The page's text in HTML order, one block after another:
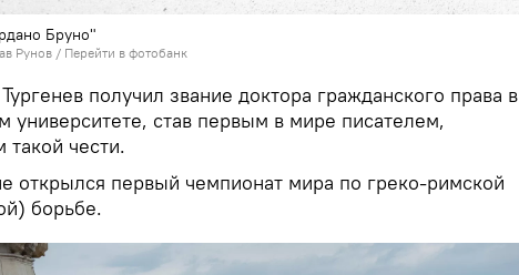
Бруно"
Рунов / Перейти в фотобанк
получил звание доктора гражданского права в
университете, став первым в мире писателем,
такой чести.
открылся первый чемпионат мира по греко-римской
борьбе.